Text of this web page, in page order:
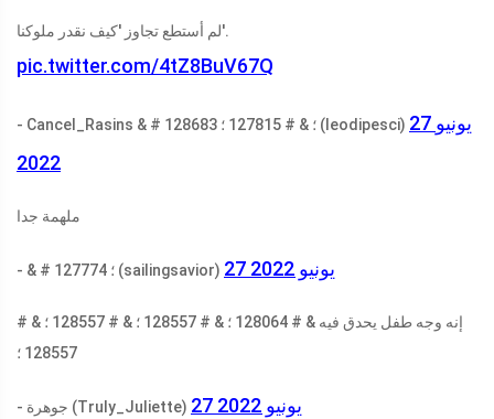
لم أستطع تجاوز 'كيف نقدر ملوكنا'.
pic.twitter.com/4tZ8BuV67Q
- Cancel_Rasins & # 128683 ؛ & # 127815 ؛ (leodipesci) 27 يونيو
2022
ملهمة جدا
- & # 127774 ؛ (sailingsavior) 27 يونيو 2022
إنه وجه طفل يحدق فيه & # 128064 ؛ & # 128557 ؛ & # 128557 ؛ & #
128557 ؛
- جوهرة (Truly_Juliette) 27 يونيو 2022